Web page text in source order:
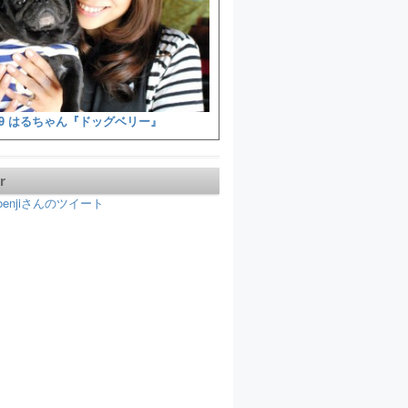
はるちゃん『ドッグベリー』
さんのツイート